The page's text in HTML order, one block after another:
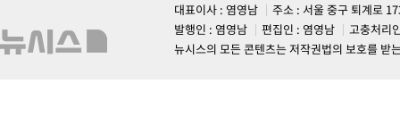
대표이사 : 염영남
주소 : 서울 중구 퇴계로
발행인 : 염영남
편집인 : 염영남
고충처리
뉴시스의 모든 콘텐츠는 저작권법의 보호를